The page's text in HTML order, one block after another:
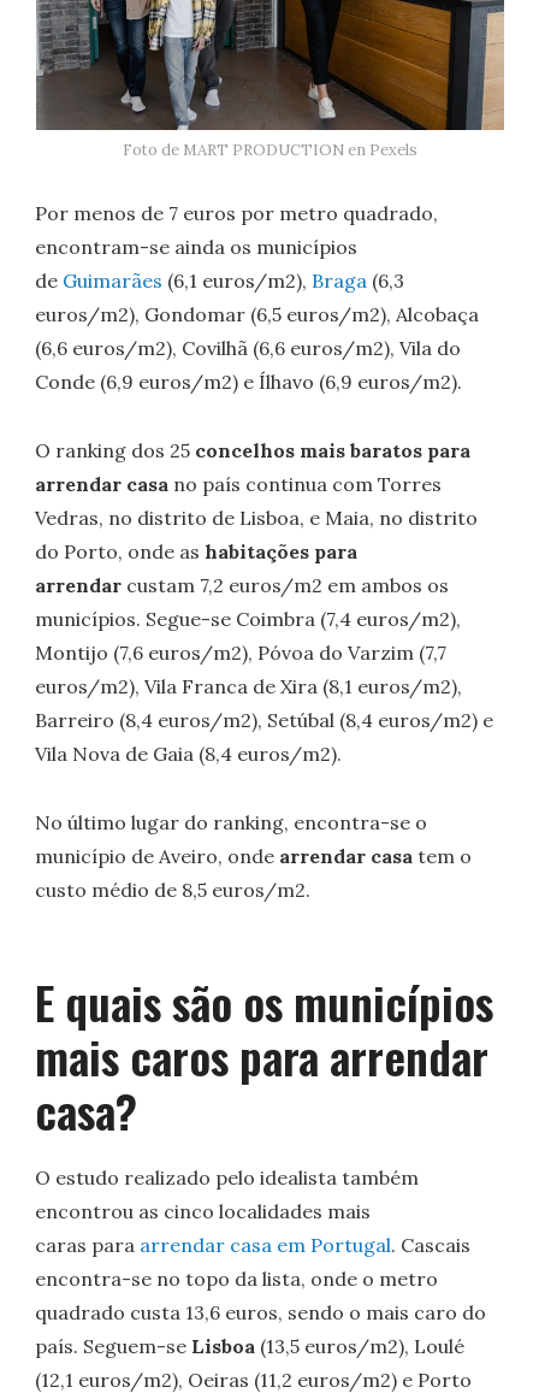
Foto de MART PRODUCTION en Pexels
Por menos de 7 euros por metro quadrado,
encontram-se ainda os municípios
de Guimarães (6,1 euros/m2), Braga (6,3
euros/m2), Gondomar (6,5 euros/m2), Alcobaça
(6,6 euros/m2), Covilhã (6,6 euros/m2), Vila do
Conde (6,9 euros/m2) e Ílhavo (6,9 euros/m2).
O ranking dos 25 concelhos mais baratos para
arrendar casa no país continua com Torres
Vedras, no distrito de Lisboa, e Maia, no distrito
do Porto, onde ashabitações para
arrendar custam 7,2 euros/m2 em ambos os
municípios. Segue-se Coimbra (7,4 euros/m2),
Montijo (7,6 euros/m2), Póvoa do Varzim (7,7
euros/m2), Vila Franca de Xira (8,1 euros/m2),
Barreiro (8,4 euros/m2), Setúbal (8,4 euros/m2) e
Vila Nova de Gaia (8,4 euros/m2).
No último lugar do ranking, encontra-se o
município de Aveiro, onde arrendar casatem o
custo médio de 8,5 euros/m2.
E quais são os municípios
mais caros para arrendar
casa?
O estudo realizado pelo idealista também
encontrou as cinco localidades mais
caras para arrendar casa em Portugal. Cascais
encontra-se no topo da lista, onde o metro
quadrado custa 13,6 euros, sendo o mais caro do
país. Seguem-se Lisboa (13,5 euros/m2), Loulé
(12,1 euros/m2), Oeiras (11,2 euros/m2) e Porto